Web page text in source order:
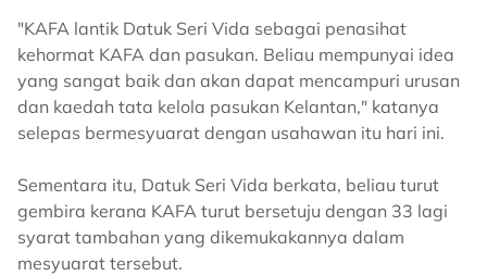
"KAFA lantik Datuk Seri Vida sebagai penasihat
kehormat KAFA dan pasukan. Beliau mempunyai idea
yang sangat baik dan akan dapat mencampuri urusan
dan kaedah tata kelola pasukan Kelantan," katanya
selepas bermesyuarat dengan usahawan itu hari ini.
Sementara itu, Datuk Seri Vida berkata, beliau turut
gembira kerana KAFA turut bersetuju dengan 33 lagi
syarat tambahan yang dikemukakannya dalam
mesyuarat tersebut.